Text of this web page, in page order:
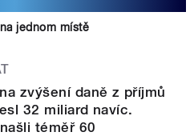
jednom místě
zvýšení daně z příjmů
32 miliard navíc.
téměř 60